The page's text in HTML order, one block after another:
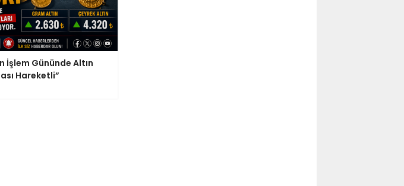
İşlem Gününde Altın
Hareketli”